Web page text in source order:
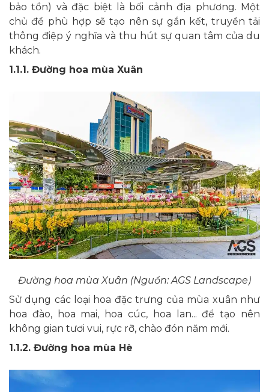
bảo tồn) và đặc biệt là bối cảnh địa phương. Một
chủ đề phù hợp sẽ tạo nên sự gắn kết, truyền tải
thông điệp ý nghĩa và thu hút sự quan tâm của du
khách.
1.1.1. Đường hoa mùa Xuân
Đường hoa mùa Xuân (Nguồn: AGS Landscape)
Sử dụng các loại hoa đặc trưng của mùa xuân như
hoa đào, hoa mai, hoa cúc, hoa lan... để tạo nên
không gian tươi vui, rực rỡ, chào đón năm mới.
1.1.2. Đường hoa mùa Hè